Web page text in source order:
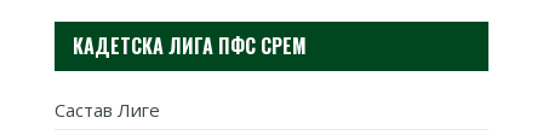
КАДЕТСКА ЛИГА ПФС СРЕМ
Састав Лиге